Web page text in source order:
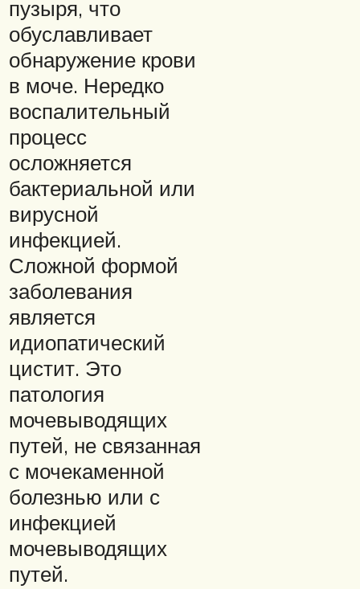
пузыря, что
обуславливает
обнаружение крови
в моче. Нередко
воспалительный
процесс
осложняется
бактериальной или
вирусной
инфекцией.
Сложной формой
заболевания
является
идиопатический
цистит. Это
патология
мочевыводящих
путей, не связанная
с мочекаменной
болезнью или с
инфекцией
мочевыводящих
путей.